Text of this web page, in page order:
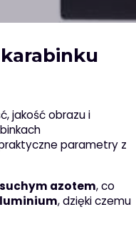
jakość obrazu i
parametry z
suchym azotem, co
, dzięki czemu